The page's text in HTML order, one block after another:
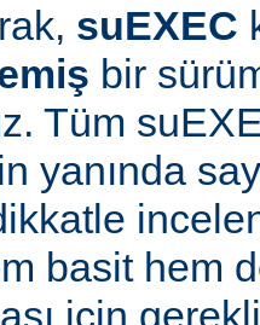
suEXEC
bir
Tüm
yanında
basit hem
için